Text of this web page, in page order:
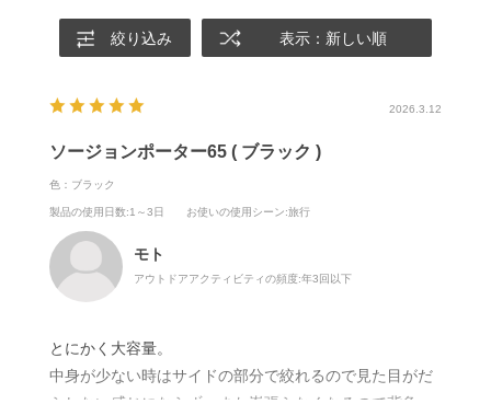
絞り込み 表示：新しい順
2026.3.12
ソージョンポーター65 ( ブラック )
色：ブラック
製品の使用日数:1～3日 お使いの使用シーン:旅行
モト
アウトドアアクティビティの頻度:年3回以下
とにかく大容量。
中身が少ない時はサイドの部分で絞れるので見た目がだ